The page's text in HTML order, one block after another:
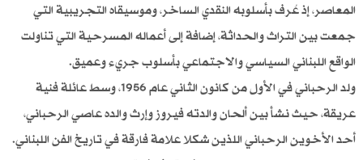
المعاصر، إذ عُرف بأسلوبه النقدي الساخر، وموسيقاه التجريبية التي
جمعت بين التراث والحداثة، إضافة إلى أعماله المسرحية التي تناولت
الواقع اللبناني السياسي والاجتماعي بأسلوب جريء وعميق.
ولد الرحباني في الأول من كانون الثاني عام 1956، وسط عائلة فنية
عريقة، حيث نشأ بين ألحان والدته فيروز وإرث والده عاصي الرحباني،
أحد الأخوين الرحباني اللذين شكلا علامة فارقة في تاريخ الفن اللبناني.